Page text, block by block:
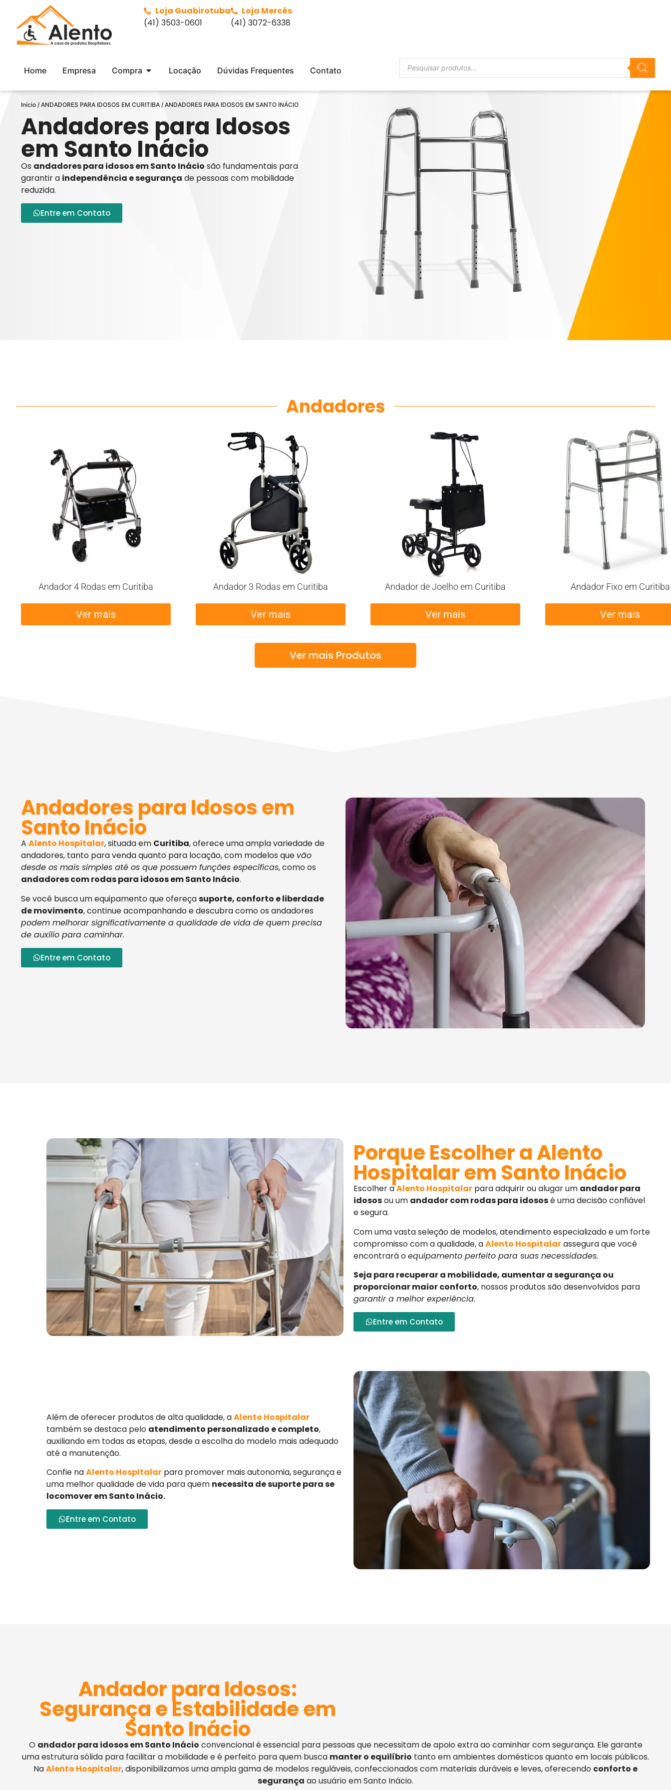
Loja Guabirotuba
(41) 3503-0601
Loja Mercês
(41) 3072-6338
Home Empresa Compra Locação Dúvidas Frequentes Contato
Início / ANDADORES PARA IDOSOS EM CURITIBA / ANDADORES PARA IDOSOS EM SANTO INÁCIO
Andadores para Idosos
em Santo Inácio
Os andadores para idosos em Santo Inácio são fundamentais para
garantir a independência e segurança de pessoas com mobilidade
reduzida.
Entre em Contato
Andadores
Andador 4 Rodas em Curitiba
Ver mais
Andador 3 Rodas em Curitiba
Ver mais
Andador de Joelho em Curitiba
Ver mais
Andador Fixo em Curitiba
Ver mais
Ver mais Produtos
Andadores para Idosos em
Santo Inácio
A Alento Hospitalar, situada em Curitiba, oferece uma ampla variedade de
andadores, tanto para venda quanto para locação, com modelos que vão
desde os mais simples até os que possuem funções específicas, como os
andadores com rodas para idosos em Santo Inácio.
Se você busca um equipamento que ofereçasuporte, conforto e liberdade
de movimento, continue acompanhando e descubra como os andadores
podem melhorar significativamente a qualidade de vida de quem precisa
de auxílio para caminhar.
Entre em Contato
Porque Escolher a Alento
Hospitalar em Santo Inácio
Escolher aAlento Hospitalarpara adquirir ou alugar um andador para
idososou um andador com rodas para idososé uma decisão confiável
e segura.
Com uma vasta seleção de modelos, atendimento especializado e um forte
compromisso com a qualidade, aAlento Hospitalarassegura que você
encontrará oequipamento perfeito para suas necessidades.
Seja para recuperar a mobilidade, aumentar a segurança ou
proporcionar maior conforto, nossos produtos são desenvolvidos para
garantir a melhor experiência.
Entre em Contato
Além de oferecer produtos de alta qualidade, aAlento Hospitalar
também se destaca pelo atendimento personalizado e completo,
auxiliando em todas as etapas, desde a escolha do modelo mais adequado
até a manutenção.
Confie naAlento Hospitalar para promover mais autonomia, segurança e
uma melhor qualidade de vida para quem necessita de suporte para se
locomover em Santo Inácio.
Entre em Contato
Andador para Idosos:
Segurança e Estabilidade em
Santo Inácio
O andador para idosos em Santo Inácio convencional é essencial para pessoas que necessitam de apoio extra ao caminhar com segurança. Ele garante
uma estrutura sólida para facilitar a mobilidade e é perfeito para quem busca manter o equilíbrio tanto em ambientes domésticos quanto em locais públicos.
NaAlento Hospitalar, disponibilizamos uma ampla gama de modelos reguláveis, confeccionados com materiais duráveis e leves, oferecendo conforto e
segurança ao usuário em Santo Inácio.